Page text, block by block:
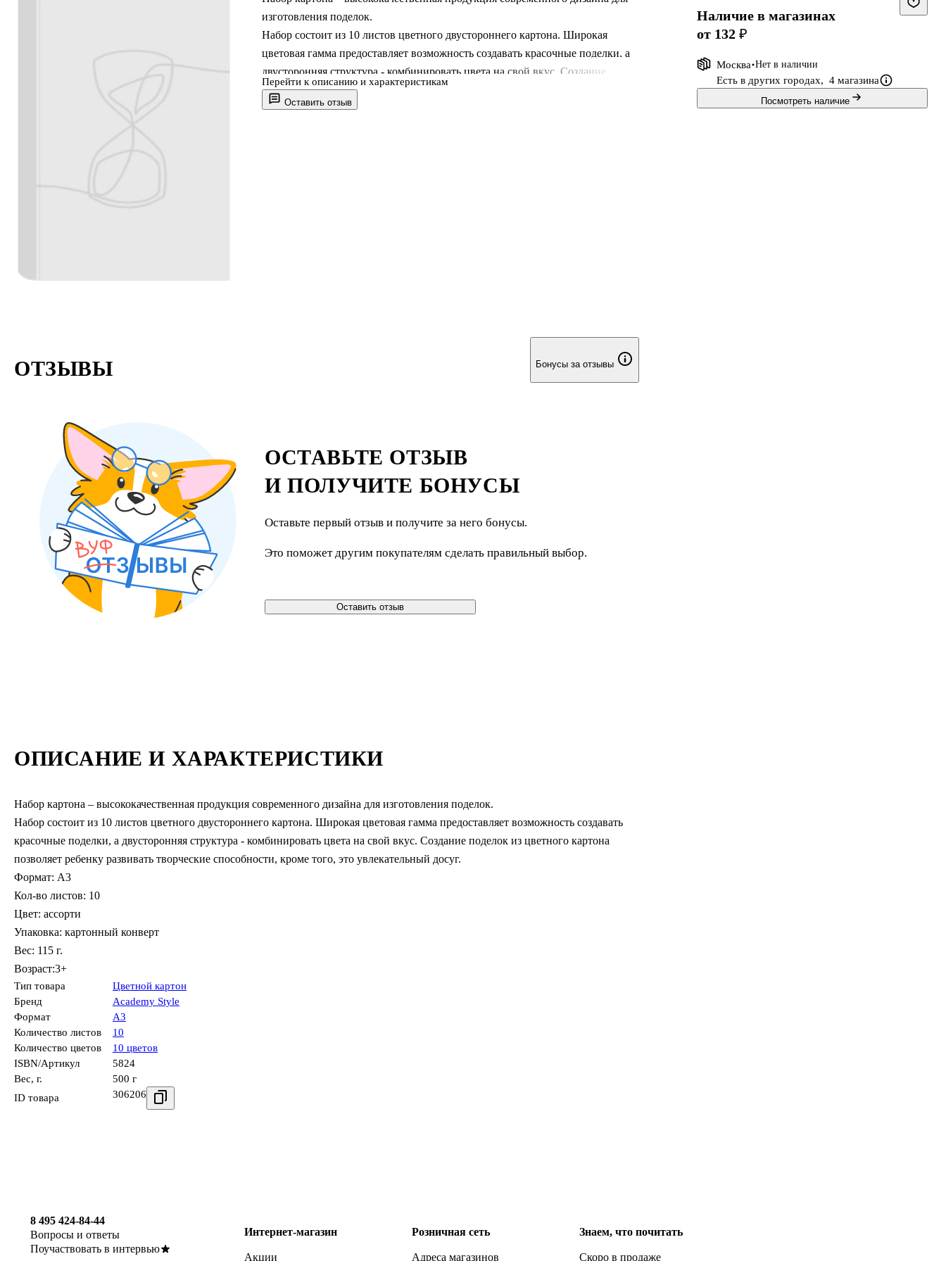
Оставить отзыв
изготовления поделок.
Набор состоит из 10 листов цветного двустороннего картона. Широкая
цветовая гамма предоставляет возможность создавать красочные поделки, а
двусторонняя структура - комбинировать цвета на свой вкус. Создание
поделок из цветного картона позволяет ребенку развивать творческие
способности, кроме того, это увлекательный досуг.
Перейти к описанию и характеристикам
Наличие в магазинах
от 132 ₽
Москва Нет в наличии
Есть в других городах, 4 магазина
Посмотреть наличие
ОПИСАНИЕ И ХАРАКТЕРИСТИКИ
Набор картона – высококачественная продукция современного дизайна для изготовления поделок.
Набор состоит из 10 листов цветного двустороннего картона. Широкая цветовая гамма предоставляет возможность создавать
красочные поделки, а двусторонняя структура - комбинировать цвета на свой вкус. Создание поделок из цветного картона
позволяет ребенку развивать творческие способности, кроме того, это увлекательный досуг.
Формат: A3
Кол-во листов: 10
Цвет: ассорти
Упаковка: картонный конверт
Вес: 115 г.
Возраст:3+
Тип товара
Цветной картон
Бренд
Academy Style
Формат
А3
Количество листов
10
Количество цветов
10 цветов
ISBN/Артикул
5824
Вес, г.
500 г
ID товара
306206
ОТЗЫВЫ Бонусы за отзывы
ОСТАВЬТЕ ОТЗЫВ
И ПОЛУЧИТЕ БОНУСЫ
Оставьте первый отзыв и получите за него бонусы.
Это поможет другим покупателям сделать правильный выбор.
Оставить отзыв
8 495 424-84-44
Вопросы и ответы
Поучаствовать в интервью
Интернет-магазин
Акции
Розничная сеть
Адреса магазинов
Знаем, что почитать
Скоро в продаже